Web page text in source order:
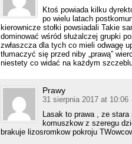
Ktoś powiada kilku
po wielu latach
kierownicze stołki powsiadali Takie
dominować wśród służalczej grupki
zwłaszcza dla tych co mieli odwagę
tłumaczyć się przed niby „prawą”
niestety co widać na każdym
Prawy
31 sierpnia 2017 at 10:06
Lasak to prawa , ze
komuszkow z szeregu
brakuje lizosromkow pokroju